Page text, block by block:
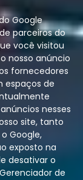
Google
parceiros do
você visitou
nosso anúncio
fornecedores
espaços de
nesses
site, tanto
Google,
exposto na
desativar o
de